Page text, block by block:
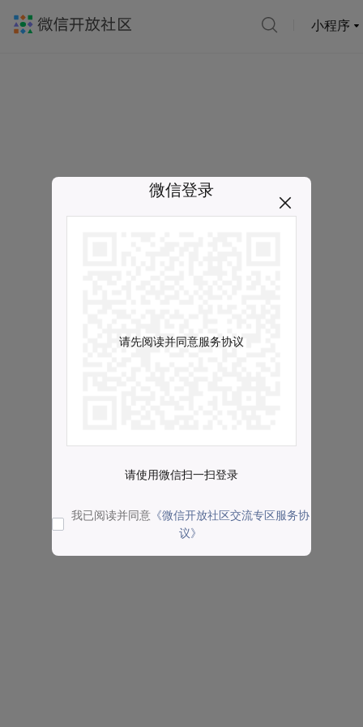
小程序
微信登录
请先阅读并同意服务协议
请使用微信扫一扫登录
我已阅读并同意 《微信开放社区交流专区服务协
议》